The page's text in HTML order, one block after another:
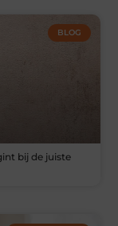
BLOG
bij de juiste